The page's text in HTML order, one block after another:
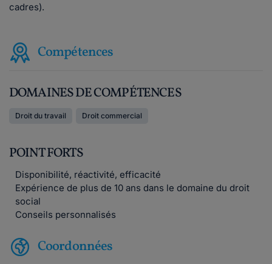
cadres).
Compétences
DOMAINES DE COMPÉTENCES
Droit du travail Droit commercial
POINT FORTS
Disponibilité, réactivité, efficacité
Expérience de plus de 10 ans dans le domaine du droit
social
Conseils personnalisés
Coordonnées